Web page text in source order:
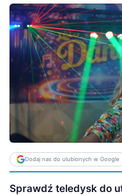
Dodaj nas do ulubionych w Google
Sprawdź teledysk do